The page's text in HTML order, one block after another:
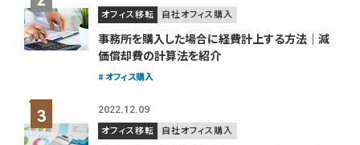
オフィス移転 自社オフィス購入
事務所を購入した場合に経費計上する方法｜減
価償却費の計算法を紹介
オフィス購入
2022.12.09
オフィス移転 自社オフィス購入